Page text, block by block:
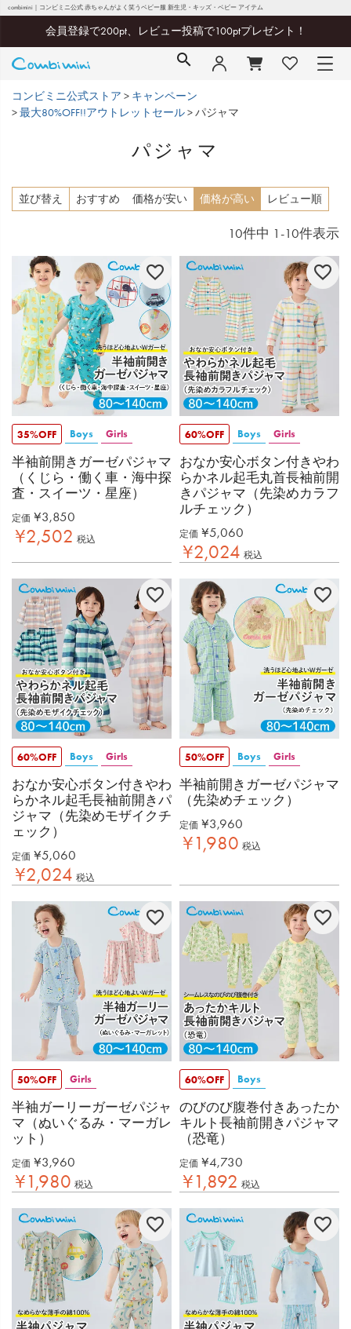
combimini｜コンビミニ公式 赤ちゃんがよく笑うベビー服 新生児・キッズ・ベビー アイテム
会員登録で200pt、レビュー投稿で100ptプレゼント！
コンビミニ公式ストア
キャンペーン
最大80%OFF!!アウトレットセール
パジャマ
パジャマ
並び替え おすすめ 価格が安い 価格が高い レビュー順
10件中 1 -10件表示
35%OFF Boys Girls
半袖前開きガーゼパジャマ
（くじら・働く車・海中探
査・スイーツ・星座）
定価 ¥3,850
¥2,502 税込
60%OFF Boys Girls
おなか安心ボタン付きやわ
らかネル起毛丸首長袖前開
きパジャマ（先染めカラフ
ルチェック）
定価 ¥5,060
¥2,024 税込
60%OFF Boys Girls
おなか安心ボタン付きやわ
らかネル起毛長袖前開きパ
ジャマ（先染めモザイクチ
ェック）
定価 ¥5,060
¥2,024 税込
50%OFF Boys Girls
半袖前開きガーゼパジャマ
（先染めチェック）
定価 ¥3,960
¥1,980 税込
50%OFF Girls
半袖ガーリーガーゼパジャ
マ（ぬいぐるみ・マーガレ
ット）
定価 ¥3,960
¥1,980 税込
60%OFF Boys
のびのび腹巻付きあったか
キルト長袖前開きパジャマ
（恐竜）
定価 ¥4,730
¥1,892 税込